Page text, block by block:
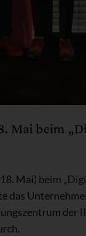
Mai beim
Mai) beim
das
der